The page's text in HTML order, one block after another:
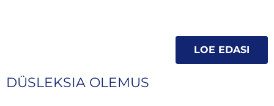
LOE EDASI
DÜSLEKSIA OLEMUS